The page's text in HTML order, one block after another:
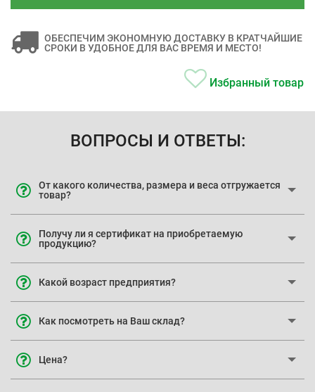
ОБЕСПЕЧИМ ЭКОНОМНУЮ ДОСТАВКУ В КРАТЧАЙШИЕ
СРОКИ В УДОБНОЕ ДЛЯ ВАС ВРЕМЯ И МЕСТО!
Избранный товар
ВОПРОСЫ И ОТВЕТЫ:
От какого количества, размера и веса отгружается
товар?
Получу ли я сертификат на приобретаемую
продукцию?
Какой возраст предприятия?
Как посмотреть на Ваш склад?
Цена?